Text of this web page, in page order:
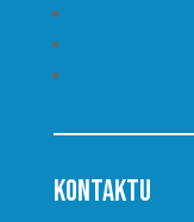
KONTAKTU